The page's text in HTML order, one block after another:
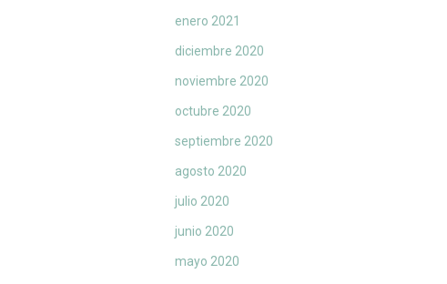
enero 2021
diciembre 2020
noviembre 2020
octubre 2020
septiembre 2020
agosto 2020
julio 2020
junio 2020
mayo 2020